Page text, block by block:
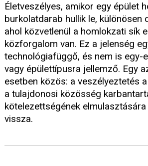
Életveszélyes, amikor egy épület
burkolatdarab hullik le, különösen
ahol közvetlenül a homlokzati sík
közforgalom van. Ez a jelenség
technológiafüggő, és nem is egy-
vagy épülettípusra jellemző. Egy
esetben közös: a veszélyeztetés
a tulajdonosi közösség
kötelezettségének
vissza.